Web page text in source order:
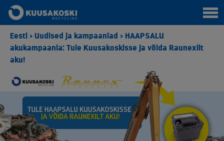
Eesti > Uudised ja kampaaniad > HAAPSALU
akukampaania: Tule Kuusakoskisse ja võida Raunexilt
aku!